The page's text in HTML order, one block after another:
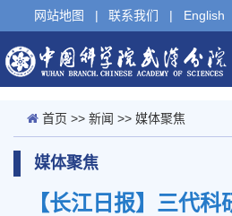
网站地图 | 联系我们 | English
首页 >> 新闻 >> 媒体聚焦
媒体聚焦
【长江日报】三代